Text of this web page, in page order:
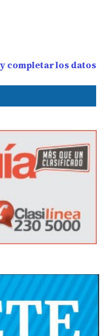
completar los datos